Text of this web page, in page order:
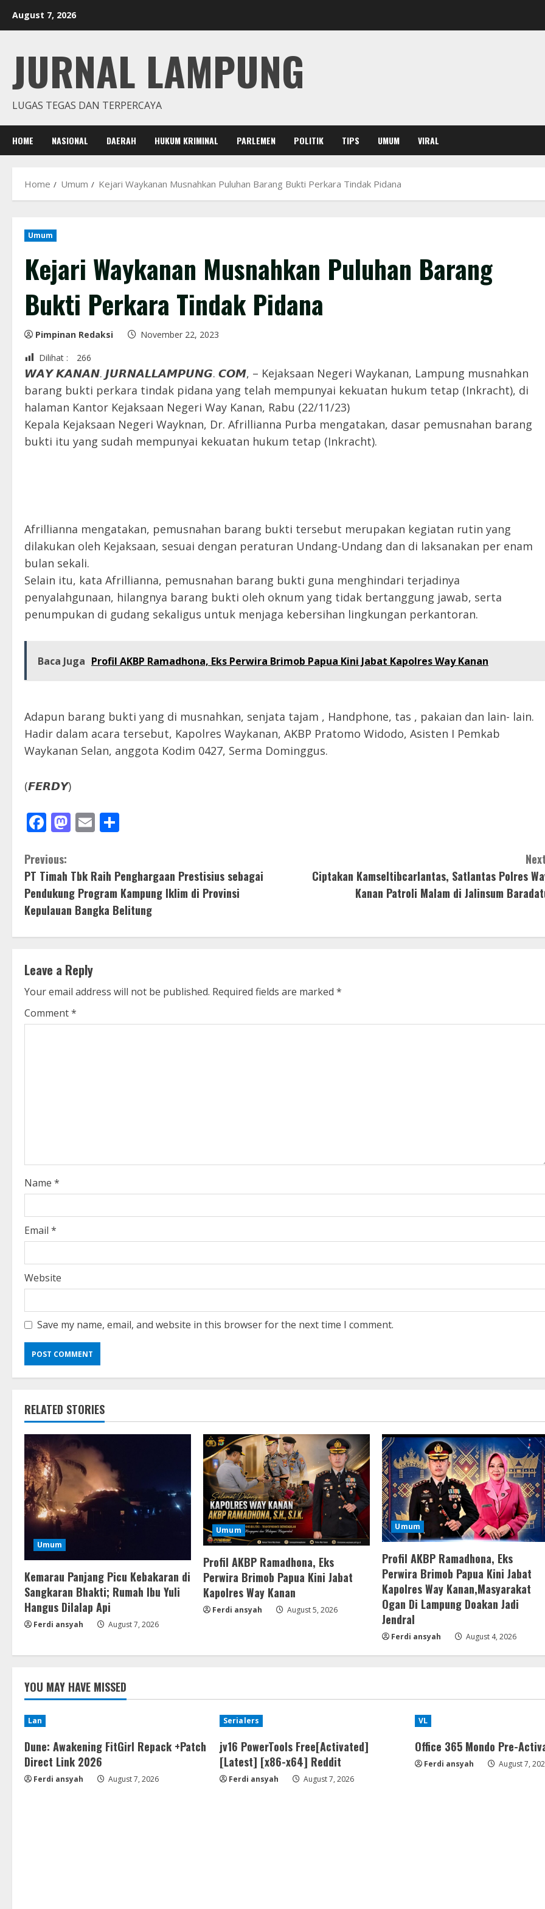
August 7, 2026
JURNAL LAMPUNG
LUGAS TEGAS DAN TERPERCAYA
HOME NASIONAL DAERAH HUKUM KRIMINAL PARLEMEN POLITIK TIPS UMUM VIRAL
Home Umum Kejari Waykanan Musnahkan Puluhan Barang Bukti Perkara Tindak Pidana
Umum
Kejari Waykanan Musnahkan Puluhan Barang
Bukti Perkara Tindak Pidana
Pimpinan Redaksi
November 22, 2023
Dilihat :
266
𝙒𝘼𝙔 𝙆𝘼𝙉𝘼𝙉. 𝙅𝙐𝙍𝙉𝘼𝙇𝙇𝘼𝙈𝙋𝙐𝙉𝙂. 𝘾𝙊𝙈, – Kejaksaan Negeri Waykanan, Lampung musnahkan
barang bukti perkara tindak pidana yang telah mempunyai kekuatan hukum tetap (Inkracht), di
halaman Kantor Kejaksaan Negeri Way Kanan, Rabu (22/11/23)
Kepala Kejaksaan Negeri Wayknan, Dr. Afrillianna Purba mengatakan, dasar pemusnahan barang
bukti itu yang sudah mempunyai kekuatan hukum tetap (Inkracht).
Afrillianna mengatakan, pemusnahan barang bukti tersebut merupakan kegiatan rutin yang
dilakukan oleh Kejaksaan, sesuai dengan peraturan Undang-Undang dan di laksanakan per enam
bulan sekali.
Selain itu, kata Afrillianna, pemusnahan barang bukti guna menghindari terjadinya
penyalahgunaan, hilangnya barang bukti oleh oknum yang tidak bertanggung jawab, serta
penumpukan di gudang sekaligus untuk menjaga kebersihan lingkungan perkantoran.
Baca Juga Profil AKBP Ramadhona, Eks Perwira Brimob Papua Kini Jabat Kapolres Way Kanan
Adapun barang bukti yang di musnahkan, senjata tajam , Handphone, tas , pakaian dan lain- lain.
Hadir dalam acara tersebut, Kapolres Waykanan, AKBP Pratomo Widodo, Asisten I Pemkab
Waykanan Selan, anggota Kodim 0427, Serma Dominggus.
(𝙁𝙀𝙍𝘿𝙔)
Facebook
Mastodon
Email
C
o
n
t
i
n
u
i
n
g
Previous:
PT Timah Tbk Raih Penghargaan Prestisius sebagai
Pendukung Program Kampung Iklim di Provinsi
Kepulauan Bangka Belitung
Ciptakan Kamseltibcarlantas, Satlantas Polres
Kanan Patroli Malam di Jalinsum
Leave a Reply
Your email address will not be published. Required fields are marked *
Comment*
Name *
Email *
Website
Save my name, email, and website in this browser for the next time I comment.
RELATED STORIES
Umum
Kemarau Panjang Picu Kebakaran di
Sangkaran Bhakti; Rumah Ibu Yuli
Hangus Dilalap Api
Ferdi ansyah August 7, 2026
Umum
Profil AKBP Ramadhona, Eks
Perwira Brimob Papua Kini Jabat
Kapolres Way Kanan
Ferdi ansyah August 5, 2026
Umum
Profil AKBP Ramadhona, Eks
Perwira Brimob Papua Kini Jabat
Kapolres Way Kanan,Masyarakat
Ogan Di Lampung Doakan Jadi
Jendral
Ferdi ansyah August 4, 2026
YOU MAY HAVE MISSED
Lan
Dune: Awakening FitGirl Repack +Patch
Direct Link 2026
Ferdi ansyah August 7, 2026
Serialers
jv16 PowerTools Free[Activated]
[Latest] [x86-x64] Reddit
Ferdi ansyah August 7, 2026
VL
Office 365 Mondo Pre-
Ferdi ansyah August 7,